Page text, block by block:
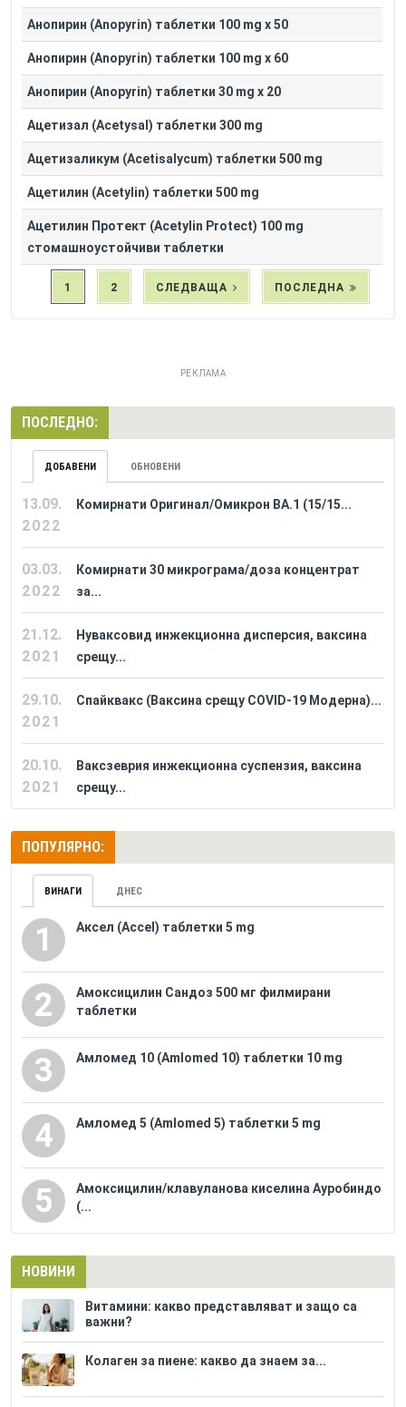
Анопирин (Anopyrin) таблетки 100 mg x 50
Анопирин (Anopyrin) таблетки 100 mg x 60
Анопирин (Anopyrin) таблетки 30 mg x 20
Ацетизал (Acetysal) таблетки 300 mg
Ацетизаликум (Acetisalycum) таблетки 500 mg
Ацетилин (Acetylin) таблетки 500 mg
Ацетилин Протект (Acetylin Protect) 100 mg
стомашноустойчиви таблетки
1 2 СЛЕДВАЩА ПОСЛЕДНА
РЕКЛАМА
ПОСЛЕДНО:
ДОБАВЕНИ ОБНОВЕНИ
13.09.
2022
Комирнати Оригинал/Омикрон BA.1 (15/15...
03.03.
2022
Комирнати 30 микрограма/доза концентрат
за...
21.12.
2021
Нуваксовид инжекционна дисперсия, ваксина
срещу...
29.10.
2021
Спайквакс (Ваксина срещу COVID-19 Модерна)...
20.10.
2021
Ваксзеврия инжекционна суспензия, ваксина
срещу...
ПОПУЛЯРНО:
ВИНАГИ ДНЕС
1 Аксел (Accel) таблетки 5 mg
2
Амоксицилин Сандоз 500 мг филмирани
таблетки
3 Амломед 10 (Amlomed 10) таблетки 10 mg
4 Амломед 5 (Amlomed 5) таблетки 5 mg
5
Амоксицилин/клавуланова киселина Ауробиндо
(...
НОВИНИ
Витамини: какво представляват и защо са
важни?
Колаген за пиене: какво да знаем за...